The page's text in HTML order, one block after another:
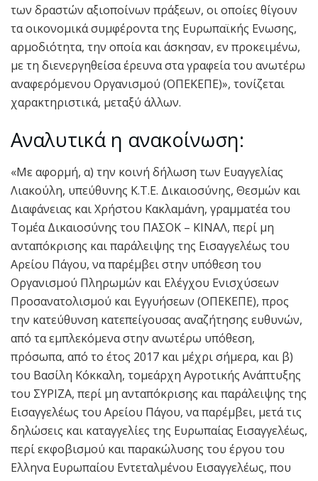
των δραστών αξιοποίνων πράξεων, οι οποίες θίγουν
τα οικονομικά συμφέροντα της Ευρωπαϊκής Ενωσης,
αρμοδιότητα, την οποία και άσκησαν, εν προκειμένω,
με τη διενεργηθείσα έρευνα στα γραφεία του ανωτέρω
αναφερόμενου Οργανισμού (ΟΠΕΚΕΠΕ)», τονίζεται
χαρακτηριστικά, μεταξύ άλλων.
Αναλυτικά η ανακοίνωση:
«Με αφορμή, α) την κοινή δήλωση των Ευαγγελίας
Λιακούλη, υπεύθυνης Κ.Τ.Ε. Δικαιοσύνης, Θεσμών και
Διαφάνειας και Χρήστου Κακλαμάνη, γραμματέα του
Τομέα Δικαιοσύνης του ΠΑΣΟΚ – ΚΙΝΑΛ, περί μη
ανταπόκρισης και παράλειψης της Εισαγγελέως του
Αρείου Πάγου, να παρέμβει στην υπόθεση του
Οργανισμού Πληρωμών και Ελέγχου Ενισχύσεων
Προσανατολισμού και Εγγυήσεων (ΟΠΕΚΕΠΕ), προς
την κατεύθυνση κατεπείγουσας αναζήτησης ευθυνών,
από τα εμπλεκόμενα στην ανωτέρω υπόθεση,
πρόσωπα, από το έτος 2017 και μέχρι σήμερα, και β)
του Βασίλη Κόκκαλη, τομεάρχη Αγροτικής Ανάπτυξης
του ΣΥΡΙΖΑ, περί μη ανταπόκρισης και παράλειψης της
Εισαγγελέως του Αρείου Πάγου, να παρέμβει, μετά τις
δηλώσεις και καταγγελίες της Ευρωπαίας Εισαγγελέως,
περί εκφοβισμού και παρακώλυσης του έργου του
Ελληνα Ευρωπαίου Εντεταλμένου Εισαγγελέως, που